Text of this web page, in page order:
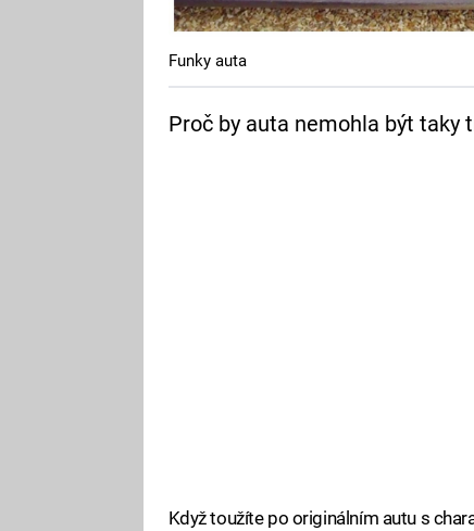
Funky auta
Proč by auta nemohla být taky
Když toužíte po originálním autu s